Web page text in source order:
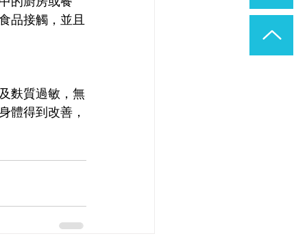
品接觸，並且
麩質過敏，無
體得到改善，